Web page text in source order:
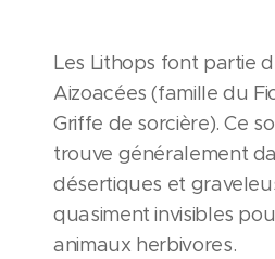
Les Lithops font partie
Aizoacées (famille du
Griffe de sorcière). Ce
trouve généralement
désertiques et
quasiment invisibles
animaux herbivores.